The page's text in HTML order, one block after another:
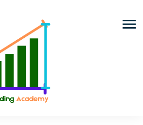
técnicos
móvil suavizada para mejorar tus estrategias de